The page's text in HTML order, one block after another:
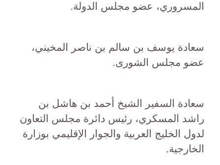
المسروري، عضو مجلس الدولة.
سعادة يوسف بن سالم بن ناصر المخيني،
عضو مجلس الشورى.
سعادة السفير الشيخ أحمد بن هاشل بن
راشد المسكري، رئيس دائرة مجلس التعاون
لدول الخليج العربية والجوار الإقليمي بوزارة
الخارجية.